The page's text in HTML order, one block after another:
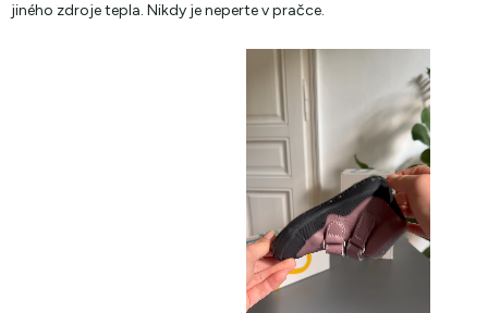
jiného zdroje tepla. Nikdy je neperte v pračce.